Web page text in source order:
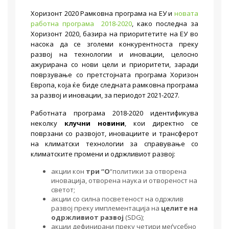
Хоризонт 2020 Рамковна програма на ЕУ и новата
работна програма 2018-2020, како последна за
Хоризонт 2020, базира на приоритетите на ЕУ во
насока да се зголеми конкурентноста преку
развој на технологии и иновации, целосно
ажурирана со нови цели и приоритети, заради
поврзување со претстојната програма Хоризон
Европа, која ќе биде следната рамковна програма
за развој и иновации, за периодот 2021-2027.
Работната програма 2018-2020 идентификува
неколку клучни новини, кои директно се
поврзани со развојот, иновациите и трансферот
на климатски технологии за справување со
климатските промени и одржливиот развој:
акции кон три “О“политики за отворена
иновација, отворена наука и отвореност на
светот;
акции со силна посветеност на одржлив
развој преку имплементација на целите на
одржливиот развој (SDG);
акции дефинирани преку четири меѓусебно